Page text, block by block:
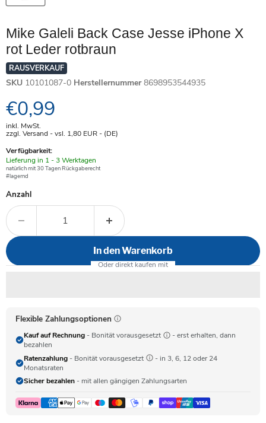
Mike Galeli Back Case Jesse iPhone X
rot Leder rotbraun
RAUSVERKAUF
SKU 10101087-0 Herstellernummer 8698953544935
Aktueller Preis
€0,99
inkl. MwSt.
zzgl. Versand - vsl. 1,80 EUR- (DE)
Verfügbarkeit:
Verfügbar
-
Lieferung in 1 - 3 Werktagen
natürlich mit 30 Tagen Rückgaberecht
#lagernd
Anzahl
In den Warenkorb
Flexible Zahlungsoptionen
Kauf auf Rechnung - Bonität vorausgesetzt
- erst erhalten, dann
bezahlen
Ratenzahlung - Bonität vorausgesetzt
- in 3, 6, 12 oder 24
Monatsraten
Sicher bezahlen - mit allen gängigen Zahlungsarten